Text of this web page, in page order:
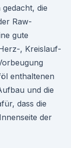
die
Raw-
gute
, Kreislauf-
enthaltenen
und die
dass die
der